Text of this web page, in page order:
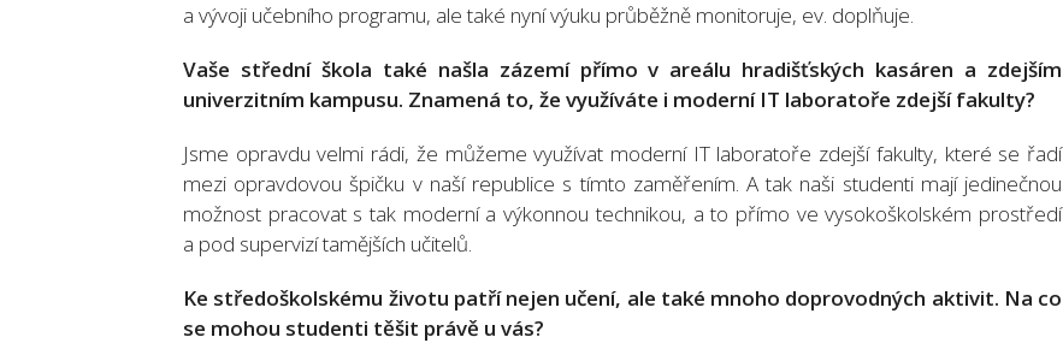
a vývoji učebního programu, ale také nyní výuku průběžně monitoruje, ev. doplňuje.
Vaše střední škola také našla zázemí přímo v areálu hradišťských kasáren a zdejším
univerzitním kampusu. Znamená to, že využíváte i moderní IT laboratoře zdejší fakulty?
Jsme opravdu velmi rádi, že můžeme využívat moderní IT laboratoře zdejší fakulty, které se řadí
mezi opravdovou špičku v naší republice s tímto zaměřením. A tak naši studenti mají jedinečnou
možnost pracovat s tak moderní a výkonnou technikou, a to přímo ve vysokoškolském prostředí
a pod supervizí tamějších učitelů.
Ke středoškolskému životu patří nejen učení, ale také mnoho doprovodných aktivit. Na co
se mohou studenti těšit právě u vás?